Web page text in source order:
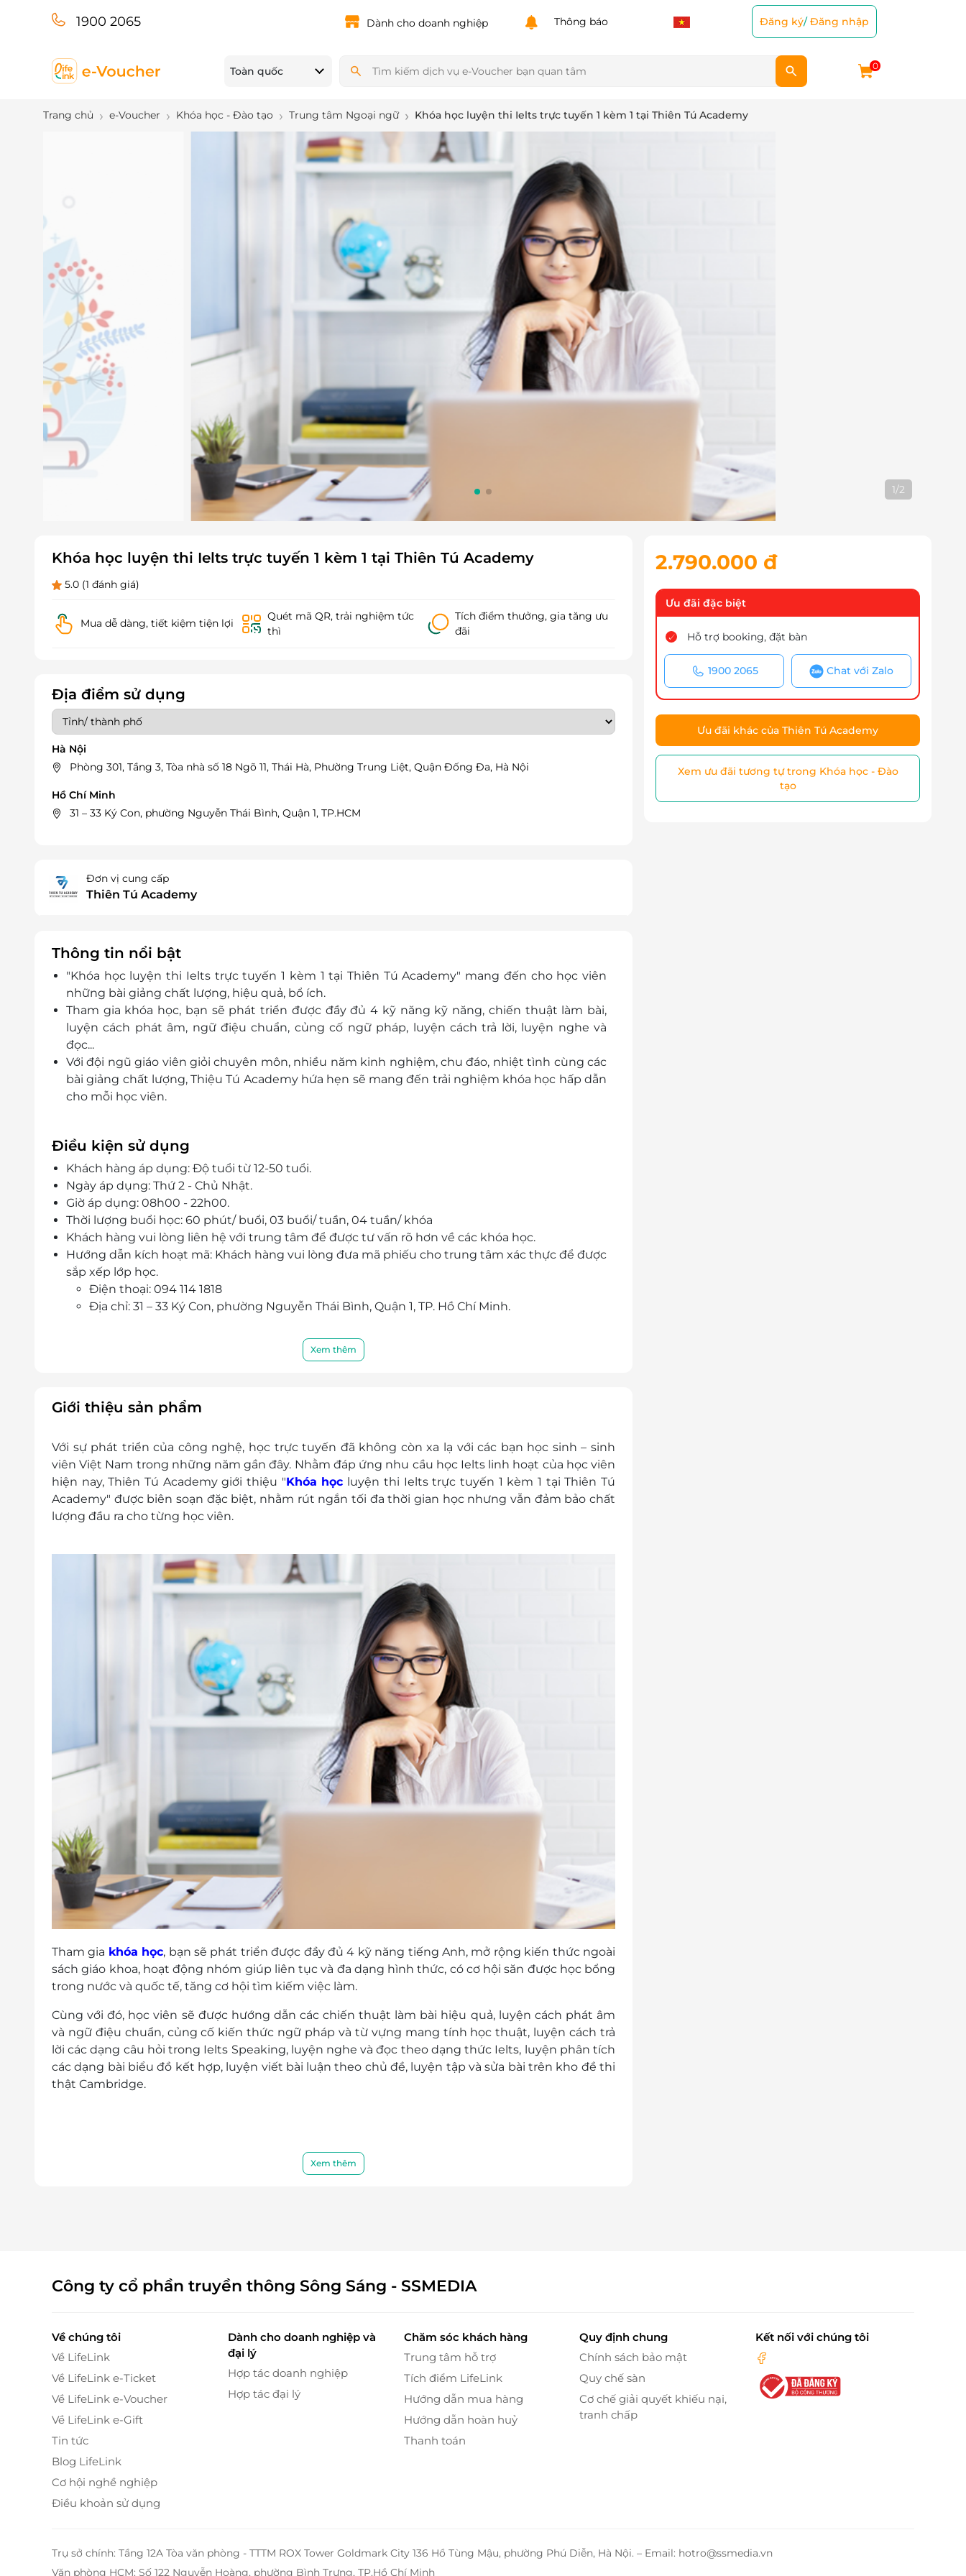
1900 2065 Dành cho doanh nghiệp Thông báo Đăng ký/Đăng nhập
Toàn quốc 0
Trang chủ e-Voucher Khóa học - Đào tạo Trung tâm Ngoại ngữ Khóa học luyện thi Ielts trực tuyến 1 kèm 1 tại Thiên Tú Academy
1/2
Khóa học luyện thi Ielts trực tuyến 1 kèm 1 tại Thiên Tú Academy
5.0 (1 đánh giá)
Mua dễ dàng, tiết kiệm tiện lợi
Quét mã QR, trải nghiệm tức
thì
Tích điểm thưởng, gia tăng ưu
đãi
Địa điểm sử dụng
Hà Nội
Phòng 301, Tầng 3, Tòa nhà số 18 Ngõ 11, Thái Hà, Phường Trung Liệt, Quận Đống Đa, Hà Nội
Hồ Chí Minh
31 – 33 Ký Con, phường Nguyễn Thái Bình, Quận 1, TP.HCM
Đơn vị cung cấp
Thiên Tú Academy
Thông tin nổi bật
"Khóa học luyện thi Ielts trực tuyến 1 kèm 1 tại Thiên Tú Academy" mang đến cho học viên
những bài giảng chất lượng, hiệu quả, bổ ích.
Tham gia khóa học, bạn sẽ phát triển được đầy đủ 4 kỹ năng kỹ năng, chiến thuật làm bài,
luyện cách phát âm, ngữ điệu chuẩn, củng cố ngữ pháp, luyện cách trả lời, luyện nghe và
đọc...
Với đội ngũ giáo viên giỏi chuyên môn, nhiều năm kinh nghiệm, chu đáo, nhiệt tình cùng các
bài giảng chất lượng, Thiệu Tú Academy hứa hẹn sẽ mang đến trải nghiệm khóa học hấp dẫn
cho mỗi học viên.
Điều kiện sử dụng
Khách hàng áp dụng: Độ tuổi từ 12-50 tuổi.
Ngày áp dụng: Thứ 2 - Chủ Nhật.
Giờ áp dụng: 08h00 - 22h00.
Thời lượng buổi học: 60 phút/ buổi, 03 buổi/ tuần, 04 tuần/ khóa
Khách hàng vui lòng liên hệ với trung tâm để được tư vấn rõ hơn về các khóa học.
Hướng dẫn kích hoạt mã: Khách hàng vui lòng đưa mã phiếu cho trung tâm xác thực để được
sắp xếp lớp học.
Điện thoại: 094 114 1818
Địa chỉ: 31 – 33 Ký Con, phường Nguyễn Thái Bình, Quận 1, TP. Hồ Chí Minh.
Xem thêm
Giới thiệu sản phẩm
Với sự phát triển của công nghệ, học trực tuyến đã không còn xa lạ với các bạn học sinh – sinh
viên Việt Nam trong những năm gần đây. Nhằm đáp ứng nhu cầu học Ielts linh hoạt của học viên
hiện nay, Thiên Tú Academy giới thiệu "Khóa học luyện thi Ielts trực tuyến 1 kèm 1 tại Thiên Tú
Academy" được biên soạn đặc biệt, nhằm rút ngắn tối đa thời gian học nhưng vẫn đảm bảo chất
lượng đầu ra cho từng học viên.
Tham gia khóa học, bạn sẽ phát triển được đầy đủ 4 kỹ năng tiếng Anh, mở rộng kiến thức ngoài
sách giáo khoa, hoạt động nhóm giúp liên tục và đa dạng hình thức, có cơ hội săn được học bổng
trong nước và quốc tế, tăng cơ hội tìm kiếm việc làm.
Cùng với đó, học viên sẽ được hướng dẫn các chiến thuật làm bài hiệu quả, luyện cách phát âm
và ngữ điệu chuẩn, củng cố kiến thức ngữ pháp và từ vựng mang tính học thuật, luyện cách trả
lời các dạng câu hỏi trong Ielts Speaking, luyện nghe và đọc theo dạng thức Ielts, luyện phân tích
các dạng bài biểu đồ kết hợp, luyện viết bài luận theo chủ đề, luyện tập và sửa bài trên kho đề thi
thật Cambridge.
quản lý việc làm bài, đánh giá sự tiến bộ của học viên trong suốt khóa học, theo dõi và hỗ trợ học
viên hoàn thành lộ trình học Ielts theo kế hoạch.
Xem thêm
2.790.000 đ
Ưu đãi đặc biệt
Hỗ trợ booking, đặt bàn
1900 2065 Chat với Zalo
Ưu đãi khác của Thiên Tú Academy
Xem ưu đãi tương tự trong Khóa học - Đào
tạo
Công ty cổ phần truyền thông Sông Sáng - SSMEDIA
Về chúng tôi
Về LifeLink
Về LifeLink e-Ticket
Về LifeLink e-Voucher
Về LifeLink e-Gift
Tin tức
Blog LifeLink
Cơ hội nghề nghiệp
Điều khoản sử dụng
Dành cho doanh nghiệp và
đại lý
Hợp tác doanh nghiệp
Hợp tác đại lý
Chăm sóc khách hàng
Trung tâm hỗ trợ
Tích điểm LifeLink
Hướng dẫn mua hàng
Hướng dẫn hoàn huỷ
Thanh toán
Quy định chung
Chính sách bảo mật
Quy chế sàn
Cơ chế giải quyết khiếu nại,
tranh chấp
Kết nối với chúng tôi
Trụ sở chính: Tầng 12A Tòa văn phòng - TTTM ROX Tower Goldmark City 136 Hồ Tùng Mậu, phường Phú Diễn, Hà Nội. – Email: hotro@ssmedia.vn
Văn phòng HCM: Số 122 Nguyễn Hoàng, phường Bình Trưng, TP.Hồ Chí Minh